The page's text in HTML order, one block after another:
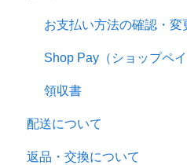
注文の変更・キャンセル
ギフトラッピング
お支払い方法の確認・変
Shop Pay（ショップペ
領収書
配送について
お届け方法・お届け時期
返品・交換について